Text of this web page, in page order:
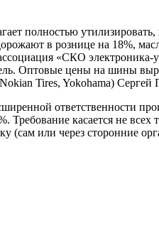
полностью
в рознице на 18%,
«СКО
Оптовые цены на шины
Tires, Yokohama) Сергей
ответственности
касается не
(сам или через сторонние